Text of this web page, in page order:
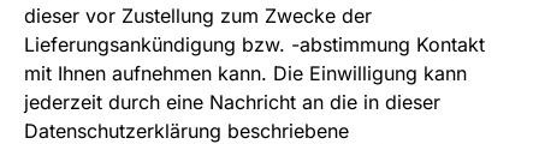
dieser vor Zustellung zum Zwecke der
Lieferungsankündigung bzw. -abstimmung Kontakt
mit Ihnen aufnehmen kann. Die Einwilligung kann
jederzeit durch eine Nachricht an die in dieser
Datenschutzerklärung beschriebene